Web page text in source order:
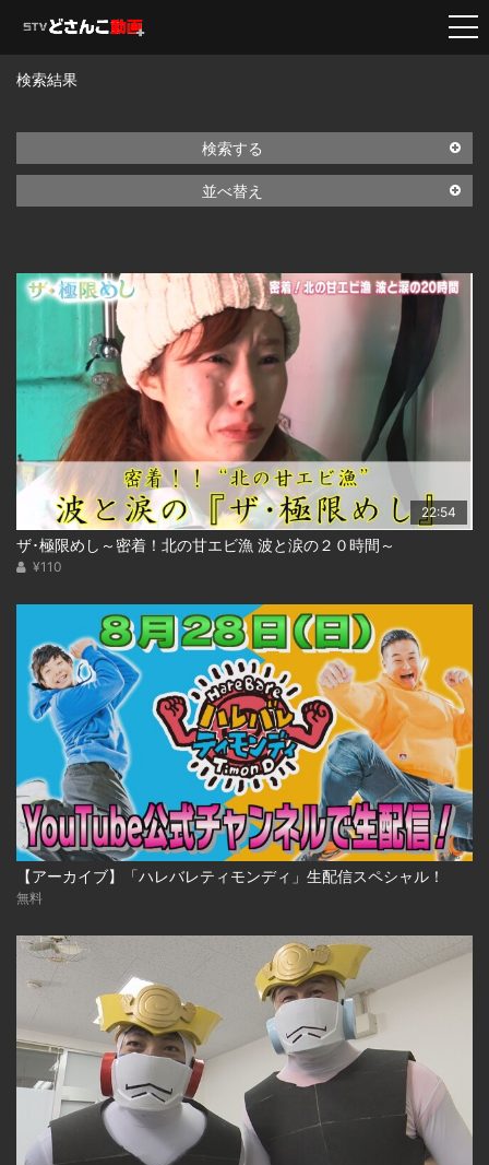
検索結果
検索する
並べ替え
22:54
ザ･極限めし～密着！北の甘エビ漁 波と涙の２０時間～
¥110
【アーカイブ】「ハレバレティモンディ」生配信スペシャル！
無料